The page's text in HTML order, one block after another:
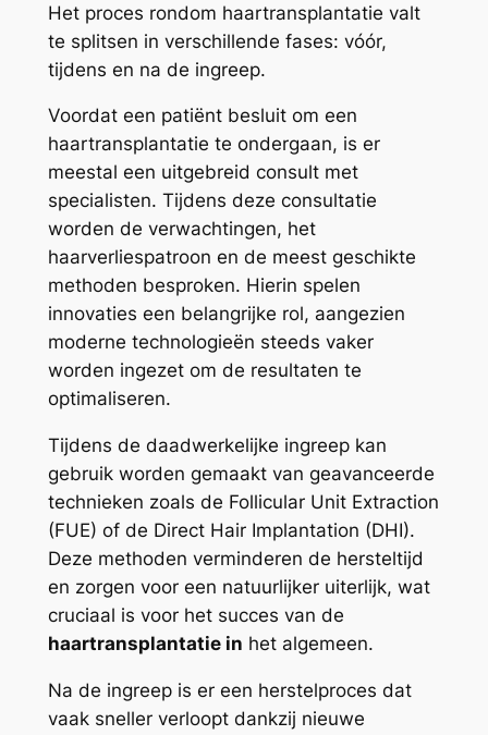
Het proces rondom haartransplantatie valt
te splitsen in verschillende fases: vóór,
tijdens en na de ingreep.
Voordat een patiënt besluit om een
haartransplantatie te ondergaan, is er
meestal een uitgebreid consult met
specialisten. Tijdens deze consultatie
worden de verwachtingen, het
haarverliespatroon en de meest geschikte
methoden besproken. Hierin spelen
innovaties een belangrijke rol, aangezien
moderne technologieën steeds vaker
worden ingezet om de resultaten te
optimaliseren.
Tijdens de daadwerkelijke ingreep kan
gebruik worden gemaakt van geavanceerde
technieken zoals de Follicular Unit Extraction
(FUE) of de Direct Hair Implantation (DHI).
Deze methoden verminderen de hersteltijd
en zorgen voor een natuurlijker uiterlijk, wat
cruciaal is voor het succes van de
haartransplantatie in het algemeen.
Na de ingreep is er een herstelproces dat
vaak sneller verloopt dankzij nieuwe